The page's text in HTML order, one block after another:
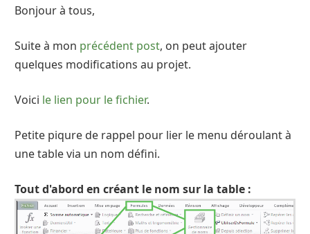
Bonjour à tous,
Suite à mon précédent post, on peut ajouter
quelques modifications au projet.
Voici le lien pour le fichier.
Petite piqure de rappel pour lier le menu déroulant à
une table via un nom défini.
Tout d'abord en créant le nom sur la table :